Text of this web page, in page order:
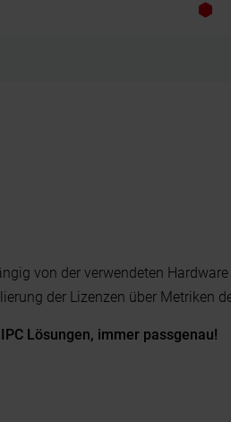
von der verwendeten
der Lizenzen über Metriken
Lösungen, immer passgenau!